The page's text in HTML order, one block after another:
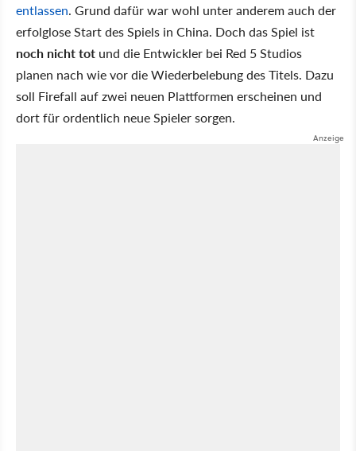
entlassen. Grund dafür war wohl unter anderem auch der
erfolglose Start des Spiels in China. Doch das Spiel ist
noch nicht tot und die Entwickler bei Red 5 Studios
planen nach wie vor die Wiederbelebung des Titels. Dazu
soll Firefall auf zwei neuen Plattformen erscheinen und
dort für ordentlich neue Spieler sorgen.